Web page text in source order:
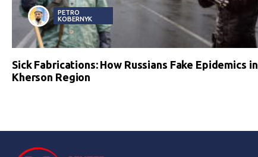
PETRO
KOBERNYK
Sick Fabrications: How Russians Fake Epidemics in
Kherson Region